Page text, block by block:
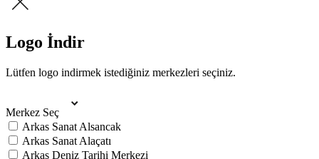
Logo İndir
Lütfen logo indirmek istediğiniz merkezleri seçiniz.
Merkez Seç
Arkas Sanat Alsancak
Arkas Sanat Alaçatı
Arkas Deniz Tarihi Merkezi